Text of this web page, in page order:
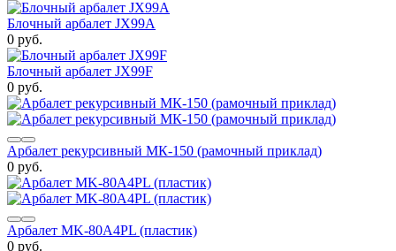
Блочный арбалет JX99А
0 руб.
Блочный арбалет JX99F
0 руб.
Арбалет рекурсивный МК-150 (рамочный приклад)
0 руб.
Арбалет MK-80A4PL (пластик)
0 руб.